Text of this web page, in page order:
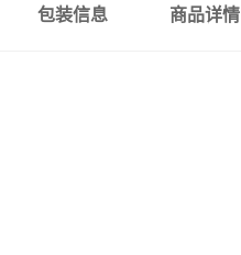
包装信息 商品详情